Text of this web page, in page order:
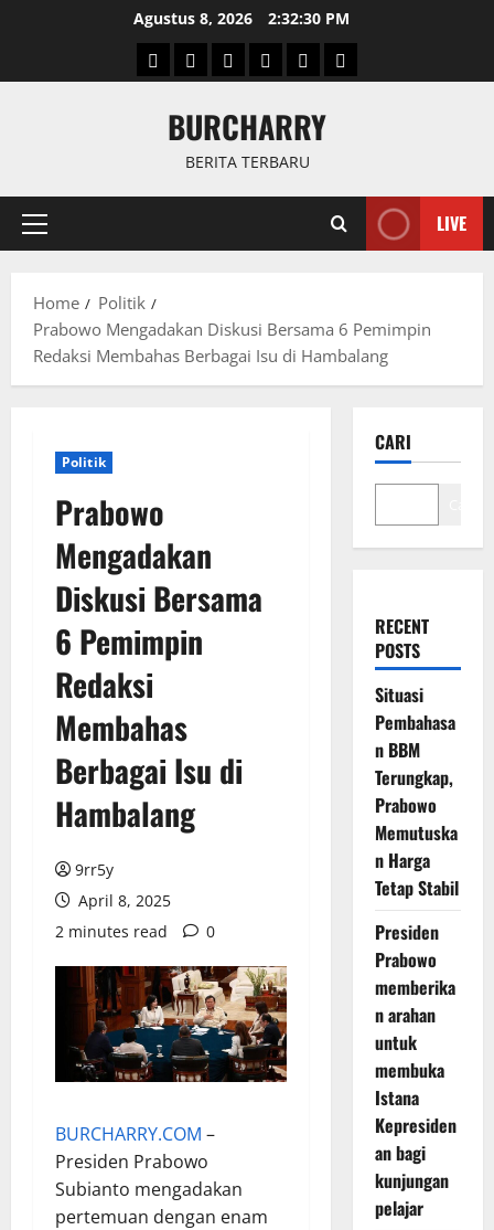
Agustus 8, 2026 2:32:30 PM
BerandaNewsPolitikKeriminal
OlahragaInternasional
BURCHARRY
BERITA TERBARU
Primary
LIVE
Home
Politik
Prabowo Mengadakan Diskusi Bersama 6 Pemimpin
Redaksi Membahas Berbagai Isu di Hambalang
Politik
Prabowo
Mengadakan
Diskusi Bersama
6 Pemimpin
Redaksi
Membahas
Berbagai Isu di
Hambalang
9rr5y
April 8, 2025
2 minutes read
0
BURCHARRY.COM –
Presiden Prabowo
Subianto mengadakan
pertemuan dengan enam
CARI
RECENT
POSTS
Situasi
Pembahasa
n BBM
Terungkap,
Prabowo
Memutuska
n Harga
Tetap Stabil
Presiden
Prabowo
memberika
n arahan
untuk
membuka
Istana
Kepresiden
an bagi
kunjungan
pelajar